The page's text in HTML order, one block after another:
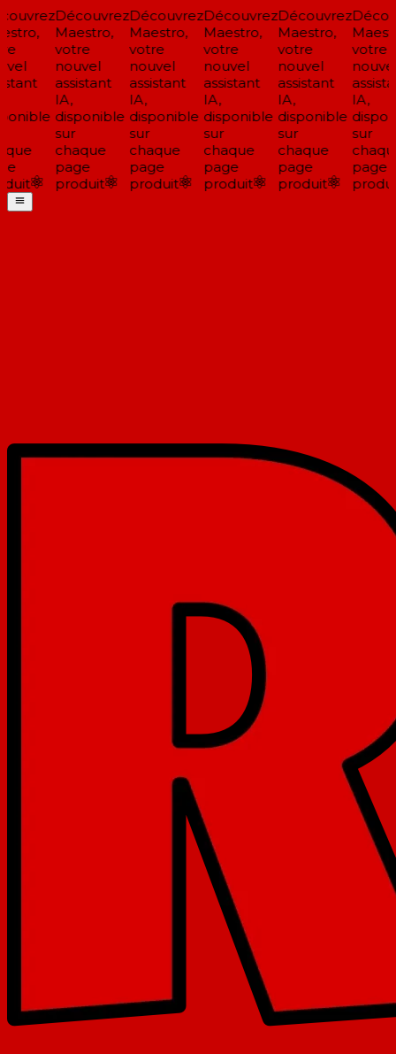
Découvrez
Maestro,
votre
nouvel
assistant
IA,
disponible
sur
chaque
page
produit
Découvrez
Maestro,
votre
nouvel
assistant
IA,
disponible
sur
chaque
page
produit
Découvrez
Maestro,
votre
nouvel
assistant
IA,
disponible
sur
chaque
page
produit
Découvrez
Maestro,
votre
nouvel
assistant
IA,
disponible
sur
chaque
page
produit
votre
nouvel
IA,
sur
page
produit